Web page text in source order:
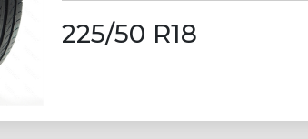
225/50 R18